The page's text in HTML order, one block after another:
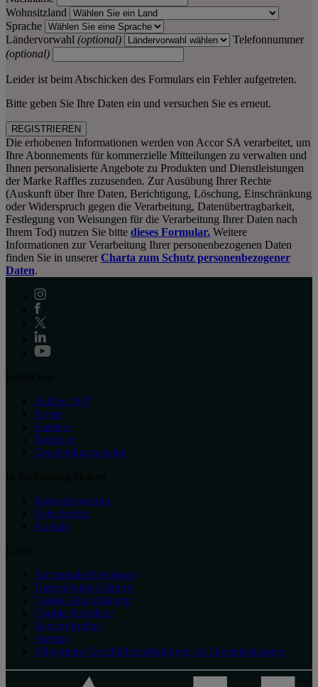
Wohnsitzland
Sprache
Ländervorwahl (optional)
Telefonnummer
(optional)
Leider ist beim Abschicken des Formulars ein Fehler aufgetreten.
Bitte geben Sie Ihre Daten ein und versuchen Sie es erneut.
REGISTRIEREN
Die erhobenen Informationen werden von Accor SA verarbeitet, um
Ihre Abonnements für kommerzielle Mitteilungen zu verwalten und
Ihnen personalisierte Angebote zu Produkten und Dienstleistungen
der Marke Raffles zuzusenden. Zur Ausübung Ihrer Rechte
(Auskunft über Ihre Daten, Berichtigung, Löschung, Einschränkung
oder Widerspruch gegen die Verarbeitung, Datenübertragbarkeit,
Festlegung von Weisungen für die Verarbeitung Ihrer Daten nach
Ihrem Tod) nutzen Sie bitte dieses Formular. Weitere
Informationen zur Verarbeitung Ihrer personenbezogenen Daten
finden Sie in unserer Charta zum Schutz personenbezogener
Daten.
Raffles 1887
Presse
Karriere
Boutique
Geschenkgutscheine
Bonusprogramm
Reiseberater
Kontakt
Nutzungsbedingungen
Datenschutzerklärung
Cookie-Einstellungen
Cookie-Richtlinie
Barrierefreiheit
Sitemap
Allgemeine Geschäftsbedingungen für Dienstleistungen